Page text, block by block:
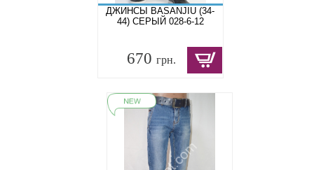
ДЖИНСЫ BASANJIU (34-
44) СЕРЫЙ 028-6-12
670 грн.